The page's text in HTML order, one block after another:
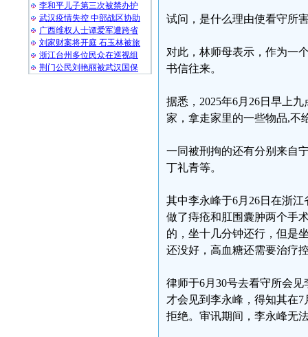
李和平儿子第三次被禁办护
武汉疫情失控 中部战区协助
广西维权人士谭爱军遭跨省
刘家财案将开庭 石玉林被旅
浙江台州多位民众在巡视组
荆门公民刘艳丽被武汉国保
试问，是什么理由使看守所
对此，林师母表示，作为一
书信往来。
据悉，2025年6月26日早上
家，拿走家里的一些物品,不
一同被刑拘的还有分别来自
丁礼青等。
其中李永峰于6月26日在浙
做了痔疮和肛围囊肿两个手
的，坐十几分钟还行，但是
还没好，高血糖还需要治疗
律师于6月30号去看守所会
才会见到李永峰，得知其在
拒绝。审讯期间，李永峰无